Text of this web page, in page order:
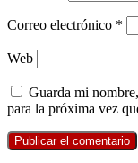
Correo electrónico *
Web
Guarda mi
para la próxima vez